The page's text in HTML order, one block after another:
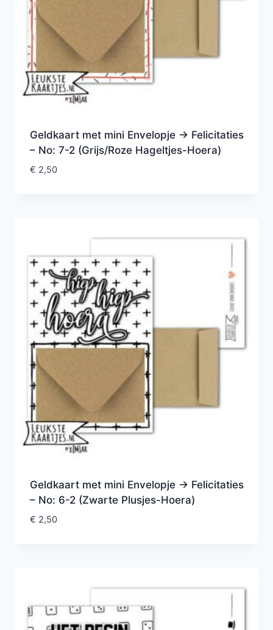
Geldkaart met mini Envelopje -> Felicitaties
– No: 7-2 (Grijs/Roze Hageltjes-Hoera)
€ 2,50
Geldkaart met mini Envelopje -> Felicitaties
– No: 6-2 (Zwarte Plusjes-Hoera)
€ 2,50